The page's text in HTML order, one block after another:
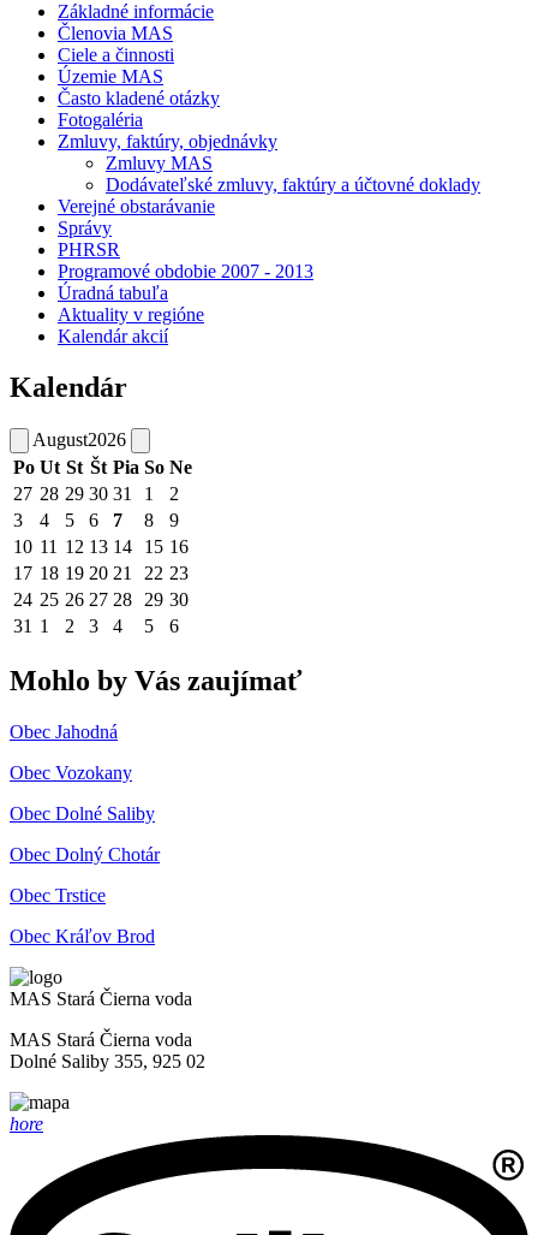
Základné informácie
Členovia MAS
Ciele a činnosti
Územie MAS
Často kladené otázky
Fotogaléria
Zmluvy, faktúry, objednávky
Zmluvy MAS
Dodávateľské zmluvy, faktúry a účtovné doklady
Verejné obstarávanie
Správy
PHRSR
Programové obdobie 2007 - 2013
Úradná tabuľa
Aktuality v regióne
Kalendár akcií
Kalendár
August2026
Po Ut St Št Pia So Ne
27 28 29 30 31 1
2
3
4 5 6 7 8
9
10 11 12 13 14 15 16
17 18 19 20 21 22 23
24 25 26 27 28 29 30
31 1 2 3 4 5 6
Mohlo by Vás zaujímať
Obec Jahodná
Obec Vozokany
Obec Dolné Saliby
Obec Dolný Chotár
Obec Trstice
Obec Kráľov Brod
MAS Stará Čierna voda
MAS Stará Čierna voda
Dolné Saliby 355, 925 02
hore